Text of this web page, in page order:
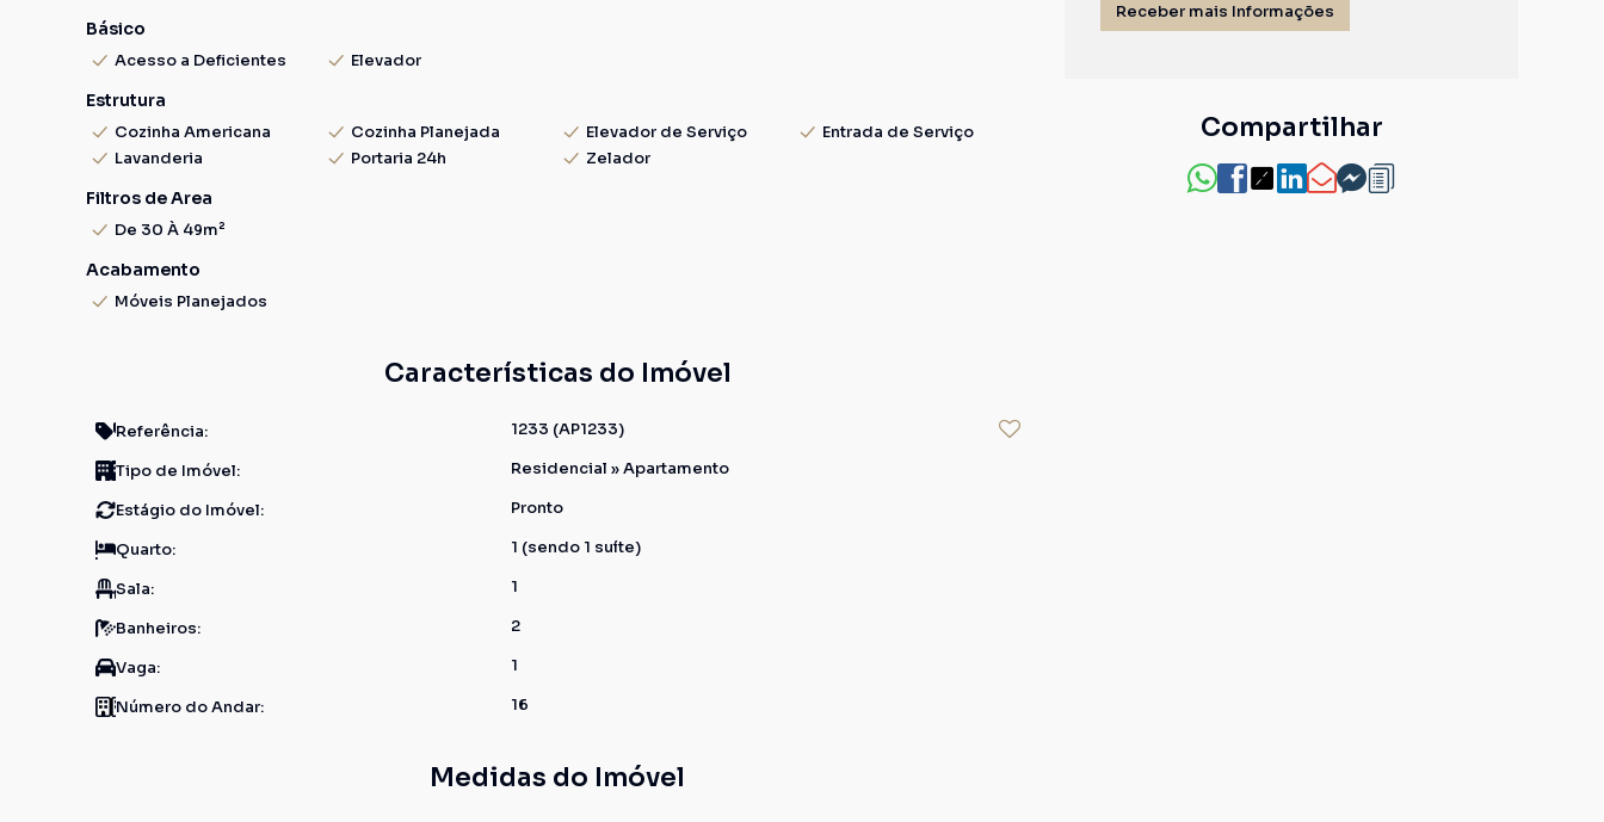
Básico
Acesso a Deficientes Elevador
Estrutura
Cozinha Americana Cozinha Planejada Elevador de Serviço
Entrada de Serviço
Lavanderia
Portaria 24h Zelador
Filtros de Area
De 30 À 49m²
Acabamento
Móveis Planejados
Características do Imóvel
Referência: 1233 (AP1233)
Tipo de Imóvel: Residencial »Apartamento
Estágio do Imóvel: Pronto
Quarto: 1 (sendo 1 suíte)
Sala: 1
Banheiros: 2
Vaga: 1
Número do Andar: 16
Medidas do Imóvel
Compartilhar